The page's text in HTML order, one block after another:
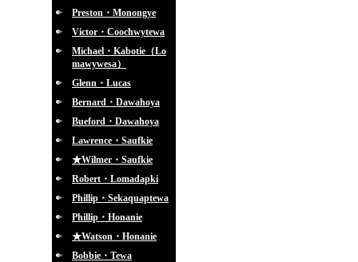
Preston・Monongye
Victor・Coochwytewa
Michael・Kabotie（Lo
mawywesa）
Glenn・Lucas
Bernard・Dawahoya
Bueford・Dawahoya
Lawrence・Saufkie
★Wilmer・Saufkie
Robert・Lomadapki
Phillip・Sekaquaptewa
Phillip・Honanie
★Watson・Honanie
Bobbie・Tewa